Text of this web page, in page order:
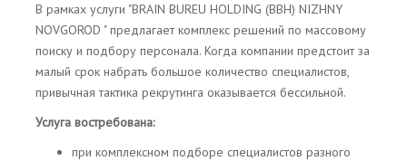
В рамках услуги "BRAIN BUREU HOLDING (BBH) NIZHNY
NOVGOROD " предлагает комплекс решений по массовому
поиску и подбору персонала. Когда компании предстоит за
малый срок набрать большое количество специалистов,
привычная тактика рекрутинга оказывается бессильной.
Услуга востребована:
при комплексном подборе специалистов разного